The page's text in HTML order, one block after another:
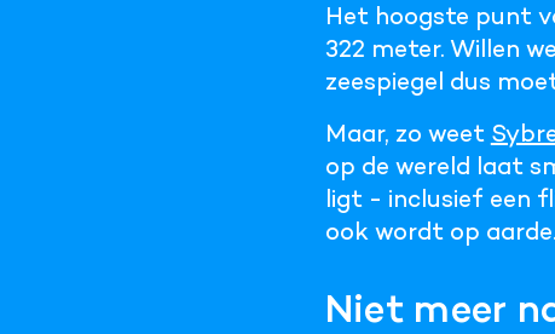
Het hoogste punt
322 meter. Willen
zeespiegel dus
Maar, zo weet
op de wereld laat
ligt - inclusief een
ook wordt op aarde.
Niet meer